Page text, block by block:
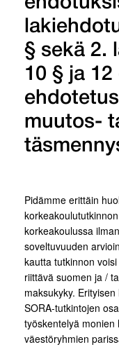
§ sekä 2.
10 § ja
muutos-
Pidämme erittäin
korkeakoulussa
soveltuvuuden
kautta tutkinnon
riittävä suomen ja /
maksukyky.
SORA-tutkintojen
työskentelyä monien
väestöryhmien